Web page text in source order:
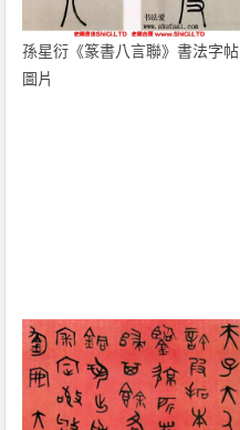
孫星衍《篆書八言聯》書法字帖
圖片